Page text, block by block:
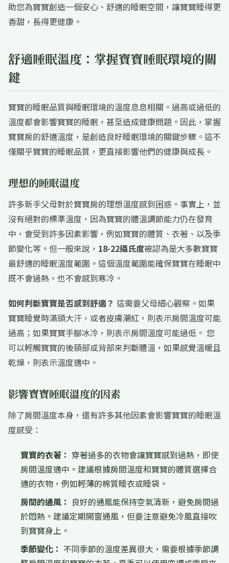
助您為寶寶創造一個安心、舒適的睡眠空間，讓寶寶睡得更
香甜，長得更健康。
舒適睡眠溫度：掌握寶寶睡眠環境的關
鍵
寶寶的睡眠品質與睡眠環境的溫度息息相關。過高或過低的
溫度都會影響寶寶的睡眠，甚至造成健康問題。因此，掌握
寶寶房的舒適溫度，是創造良好睡眠環境的關鍵步驟。這不
僅關乎寶寶的睡眠品質，更直接影響他們的健康與成長。
理想的睡眠溫度
許多新手父母對於寶寶房的理想溫度感到困惑。事實上，並
沒有絕對的標準溫度，因為寶寶的體溫調節能力仍在發育
中，會受到許多因素影響，例如寶寶的體質、衣著、以及季
節變化等。但一般來說， 18-22攝氏度被認為是大多數寶寶
最舒適的睡眠溫度範圍。這個溫度範圍能確保寶寶在睡眠中
既不會過熱，也不會感到寒冷。
如何判斷寶寶是否感到舒適？ 這需要父母細心觀察。如果
寶寶睡覺時滿頭大汗，或者皮膚潮紅，則表示房間溫度可能
過高；如果寶寶手腳冰冷，則表示房間溫度可能過低。 您
可以輕觸寶寶的後頸部或背部來判斷體溫，如果感覺溫暖且
乾燥，則表示溫度適中。
影響寶寶睡眠溫度的因素
除了房間溫度本身，還有許多其他因素會影響寶寶的睡眠溫
度感受：
寶寶的衣著： 穿著過多的衣物會讓寶寶感到過熱，即使
房間溫度適中。建議根據房間溫度和寶寶的體質選擇合
適的衣物，例如輕薄的棉質睡衣或睡袋。
房間的通風： 良好的通風能保持空氣清新，避免房間過
於悶熱。建議定期開窗通風，但要注意避免冷風直接吹
到寶寶身上。
季節變化： 不同季節的溫度差異很大，需要根據季節調